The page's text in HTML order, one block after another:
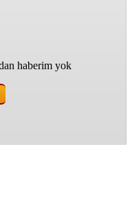
haberim yok